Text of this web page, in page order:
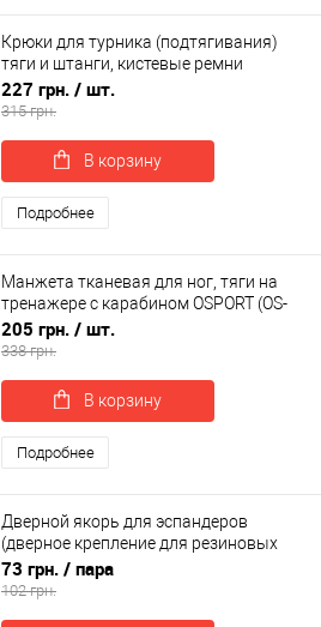
Крюки для турника (подтягивания)
тяги и штанги, кистевые ремни
OSPORT 2 шт (MS 4803)
227 грн. / шт.
315 грн.
В корзину
Подробнее
Манжета тканевая для ног, тяги на
тренажере с карабином OSPORT (OS-
0313)
205 грн. / шт.
338 грн.
В корзину
Подробнее
Дверной якорь для эспандеров
(дверное крепление для резиновых
петель) OSPORT (OF-0293)
73 грн. / пара
102 грн.